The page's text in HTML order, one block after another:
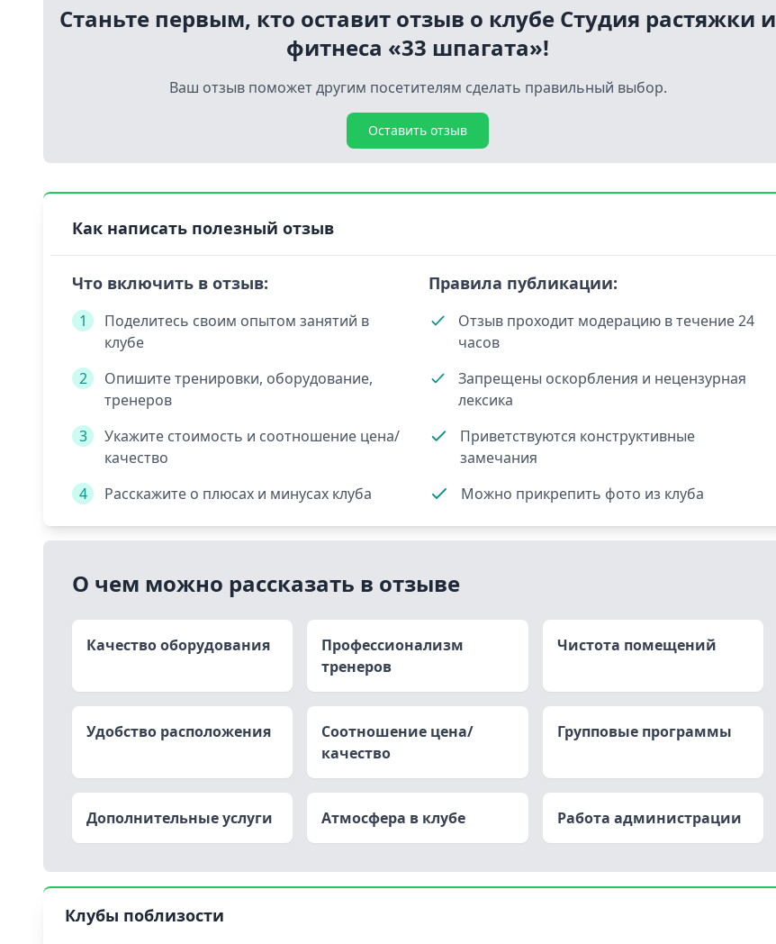
Станьте первым, кто оставит отзыв о клубе Студия растяжки и
фитнеса «33 шпагата»!
Ваш отзыв поможет другим посетителям сделать правильный выбор.
Оставить отзыв
Как написать полезный отзыв
Что включить в отзыв:
1
Поделитесь своим опытом занятий в
клубе
2
Опишите тренировки, оборудование,
тренеров
3
Укажите стоимость и соотношение цена/
качество
4
Расскажите о плюсах и минусах клуба
Правила публикации:
Отзыв проходит модерацию в течение 24
часов
Запрещены оскорбления и нецензурная
лексика
Приветствуются конструктивные
замечания
Можно прикрепить фото из клуба
О чем можно рассказать в отзыве
Качество оборудования
Профессионализм
тренеров
Чистота помещений
Удобство расположения
Соотношение цена/
качество
Групповые программы
Дополнительные услуги Атмосфера в клубе Работа администрации
Клубы поблизости